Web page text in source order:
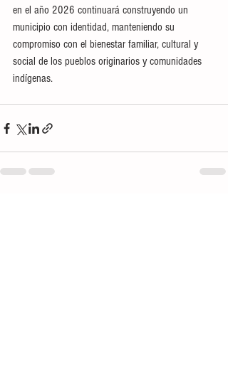
en el año 2026 continuará construyendo un
municipio con identidad, manteniendo su
compromiso con el bienestar familiar, cultural y
social de los pueblos originarios y comunidades
indígenas.